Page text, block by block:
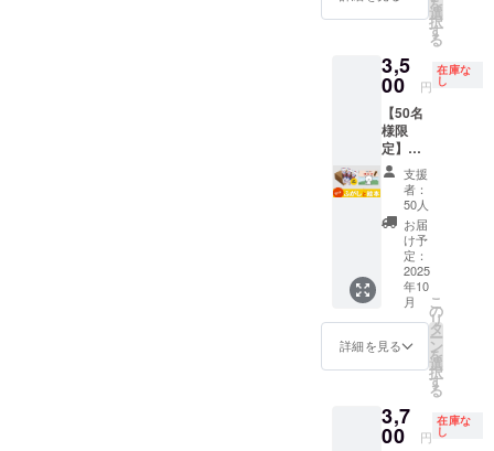
け予
の月末
です。
※こちら
のリ
ターン
金額に
は送料
が含ま
れてい
ます。
※ご注文
状況、
使用部
材の供
給状
況、製
造工程
上の都
合等に
荷時期
が遅れ
る場合
🔥クラ
ディン
グ限定
この機
会にし
か手に
入らな
い特別
なセッ
トで
す！ ※
国内配
送のみ
となり
ます。
※お届け
「お届
け予
の月末
です。
※こちら
でのお
プレゼ
ントと
して ・
地域の
保育
園・幼
稚園へ
の寄贈
🚚 配送
プロ
ジェク
ト終了
後、約
2ヶ月以
内に順
予定。
🔥クラ
ディン
グ限定
180日
【製造
式会社
水野製
菓 【販
売元】
株式会
社水野
製菓 🔴
活用方
法 ・お
子様と
の読み
聞かせ
・家族
でのお
プレゼ
ントと
HACCP
【原材
料】 含
内製
造)、黒
砂糖、
砂糖、
小麦
粉、小
麦蛋白
(グルテ
ン)/カラ
メル色
素、膨
張剤
量】 30
本 / 1箱
期限】
180日
🔴ふ菓
子の特
をたっ
ぷり使
用した
日本一
の出荷
量を誇
る菓
子。 個
包装で
衛生
的、子
どもか
まで安
心して
食品衛
生協会
伝統菓
子文化
に学べ
る教育
絵本で
す。 ま
た「挑
戦」
「諦め
ない」
「好き
なこと
には全
力で」
を超え
たメッ
めてい
ます。
る心温
まるス
トー
リー。
日本の
伝統菓
子文化
を自然
に学べ
る教育
絵本で
す。 ま
た「挑
戦」
「諦め
ない」
「好き
と世代
を超え
もよく
合い、
小休憩
にも
ぴった
り。 ま
ずは気
軽にふ
がし体
験、は
じめて
みませ
んか？
🎁 内容
・水野
製菓の
「コト
ンのふ
がし」
きませ
ん。 🔴
選
択
す
る
3,5
00 円
在庫な
し
【50名
様限
定】ふ
がし(30
本/1箱)
＋絵本
セット
🎁 セッ
ト内容
・絵本
「ふが
しやの
コト
ン」1冊
（B5サ
イズ・
本・24
ペー
支援
者：
50人
お届
け予
定：
2025
年10
月
詳細を見る
こ
の
リ
タ
ー
ン
を
選
択
す
る
3,7
00 円
在庫な
し